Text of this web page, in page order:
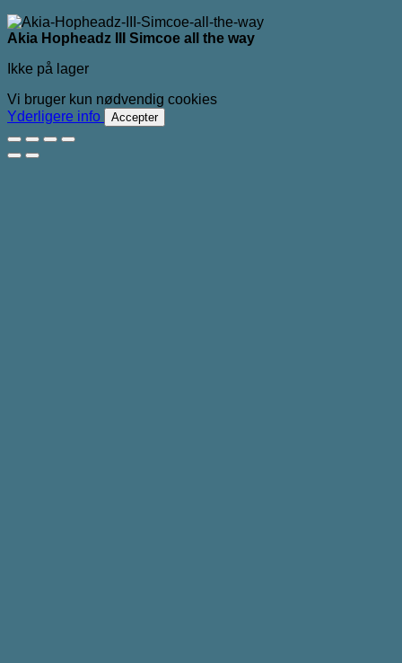
Akia Hopheadz III Simcoe all the way
Ikke på lager
Vi bruger kun nødvendig cookies
Yderligere info
Accepter